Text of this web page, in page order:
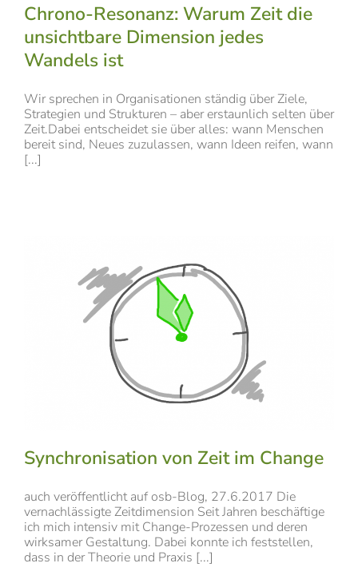
Chrono-Resonanz: Warum Zeit die
unsichtbare Dimension jedes
Wandels ist
Wir sprechen in Organisationen ständig über Ziele,
Strategien und Strukturen – aber erstaunlich selten über
Zeit.Dabei entscheidet sie über alles: wann Menschen
bereit sind, Neues zuzulassen, wann Ideen reifen, wann
[...]
Synchronisation von Zeit im Change
auch veröffentlicht auf osb-Blog, 27.6.2017 Die
vernachlässigte Zeitdimension Seit Jahren beschäftige
ich mich intensiv mit Change-Prozessen und deren
wirksamer Gestaltung. Dabei konnte ich feststellen,
dass in der Theorie und Praxis [...]